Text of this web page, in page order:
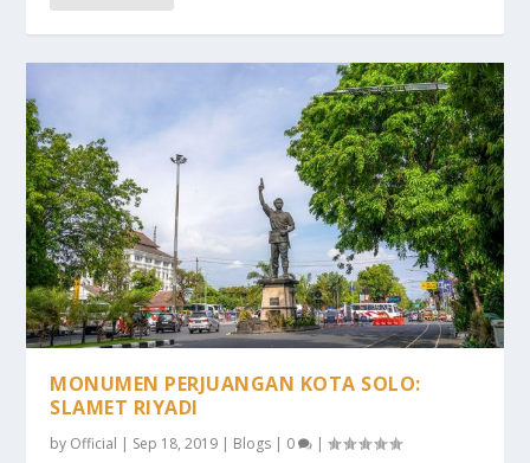
MONUMEN PERJUANGAN KOTA SOLO:
SLAMET RIYADI
by Official | Sep 18, 2019 | Blogs | 0 |